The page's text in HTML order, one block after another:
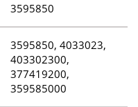
3595850
3595850, 4033023,
403302300,
377419200,
359585000